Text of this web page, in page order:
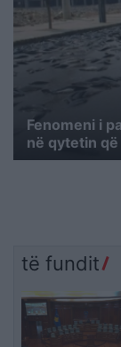
Fenomeni i
në qytetin
të fundit